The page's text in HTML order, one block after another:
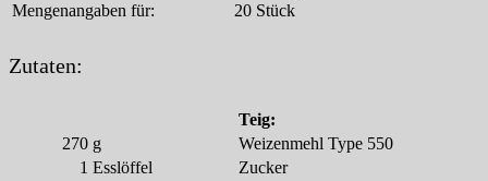
Mengenangaben für:
20 Stück
Zutaten:
Teig:
270 g
Weizenmehl Type 550
1 Esslöffel
Zucker